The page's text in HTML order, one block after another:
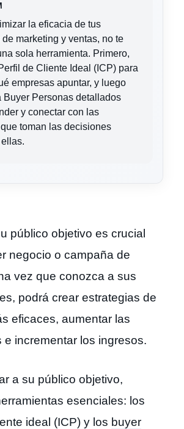
la eficacia de tus
marketing y ventas, no te
sola herramienta. Primero,
de Cliente Ideal (ICP) para
empresas apuntar, y luego
Buyer Personas detallados
y conectar con las
toman las decisiones
público objetivo es crucial
negocio o campaña de
vez que conozca a sus
podrá crear estrategias de
eficaces, aumentar las
e incrementar los ingresos.
a su público objetivo,
esenciales: los
ideal (ICP) y los buyer